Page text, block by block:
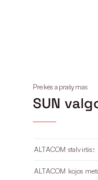
Prekės aprašymas
SUN
ALTACOM stalviršis:
ALTACOM kojos